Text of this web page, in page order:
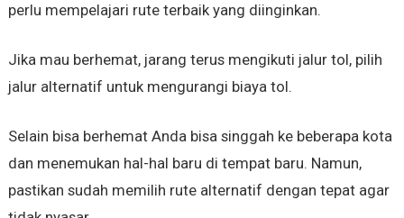
perlu mempelajari rute terbaik yang diinginkan.
Jika mau berhemat, jarang terus mengikuti jalur tol, pilih
jalur alternatif untuk mengurangi biaya tol.
Selain bisa berhemat Anda bisa singgah ke beberapa kota
dan menemukan hal-hal baru di tempat baru. Namun,
pastikan sudah memilih rute alternatif dengan tepat agar